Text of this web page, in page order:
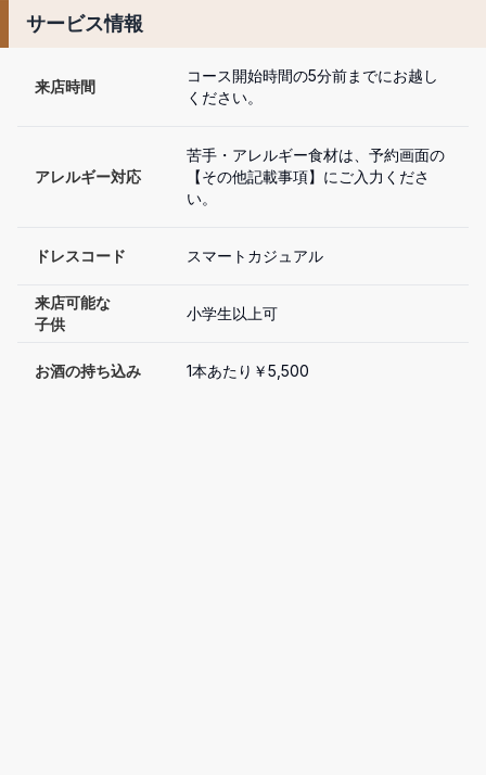
サービス情報
来店時間
コース開始時間の5分前までにお越し
ください。
アレルギー対応
苦手・アレルギー食材は、予約画面の
【その他記載事項】にご入力くださ
い。
ドレスコード スマートカジュアル
来店可能な
子供
小学生以上可
お酒の持ち込み 1本あたり￥5,500